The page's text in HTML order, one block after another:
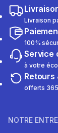
Livraison
100%
Service
à votre
Retours
offerts
NOTRE